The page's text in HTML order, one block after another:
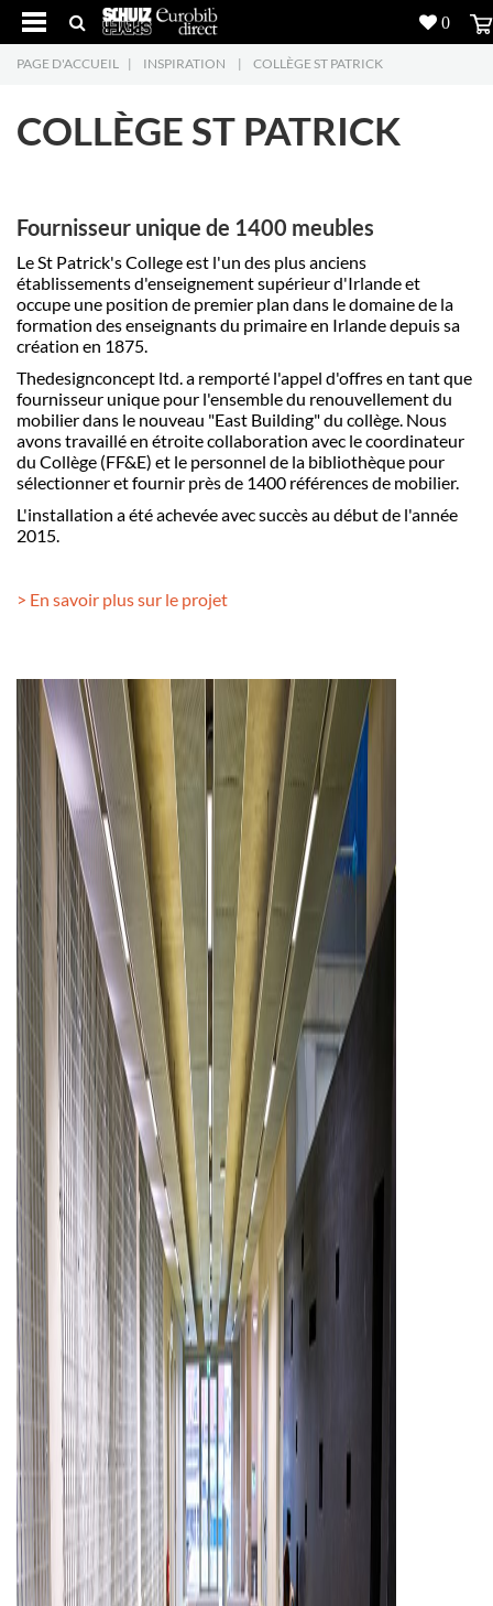
5
Produits
Réalisations
Downloads
7
L'entreprise
Contact
PAGE D'ACCUEIL | INSPIRATION | COLLÈGE ST PATRICK
COLLÈGE ST PATRICK
Fournisseur unique de 1400 meubles
Le St Patrick's College est l'un des plus anciens
établissements d'enseignement supérieur d'Irlande et
occupe une position de premier plan dans le domaine de la
formation des enseignants du primaire en Irlande depuis sa
création en 1875.
Thedesignconcept ltd. a remporté l'appel d'offres en tant que
fournisseur unique pour l'ensemble du renouvellement du
mobilier dans le nouveau "East Building" du collège. Nous
avons travaillé en étroite collaboration avec le coordinateur
du Collège (FF&E) et le personnel de la bibliothèque pour
sélectionner et fournir près de 1400 références de mobilier.
L'installation a été achevée avec succès au début de l'année
2015.
> En savoir plus sur le projet
0